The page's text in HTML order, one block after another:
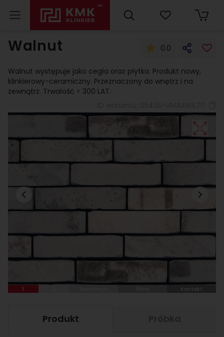
Walnut 0.0
Walnut występuje jako cegła oraz płytka. Produkt nowy,
klinkierowy-ceramiczny. Przeznaczony do wnętrz i na
zewnątrz. Trwałość > 300 LAT.
1 Kontakt
Produkt